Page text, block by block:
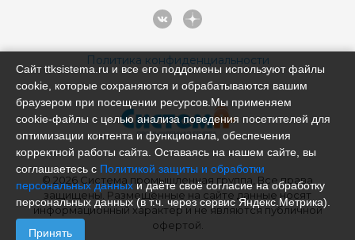
Политика конфиденциальности
© 2026 Система промышленная группа, Все права
защищены. Размещённые на сайте данные носят
информационный характер и не являются публичной
офертой.
Сайт ttksistema.ru и все его поддомены используют файлы
cookie, которые сохраняются и обрабатываются вашим
браузером при посещении ресурсов.Мы применяем
cookie‑файлы с целью анализа поведения посетителей для
оптимизации контента и функционала, обеспечения
корректной работы сайта. Оставаясь на нашем сайте, вы
соглашаетесь с Политикой защиты и обработки
персональных данныхи даёте своё согласие на обработку
персональных данных (в т.ч. через сервис Яндекс.Метрика).
Принять